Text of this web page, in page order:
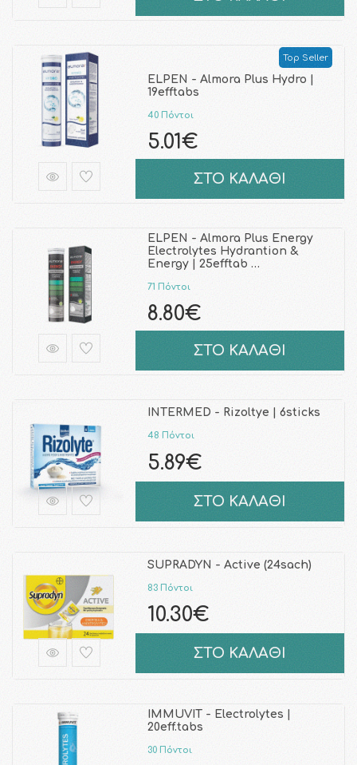
Top Seller
ELPEN - Almora Plus Hydro |
19efftabs
40 Πόντοι
5.01€
ΣΤΟ ΚΑΛΑΘΙ
ELPEN - Almora Plus Energy
Electrolytes Hydrantion &
Energy | 25efftab …
71 Πόντοι
8.80€
ΣΤΟ ΚΑΛΑΘΙ
INTERMED - Rizoltye | 6sticks
48 Πόντοι
5.89€
ΣΤΟ ΚΑΛΑΘΙ
SUPRADYN - Active (24sach)
83 Πόντοι
10.30€
ΣΤΟ ΚΑΛΑΘΙ
IMMUVIT - Electrolytes |
20eff.tabs
30 Πόντοι